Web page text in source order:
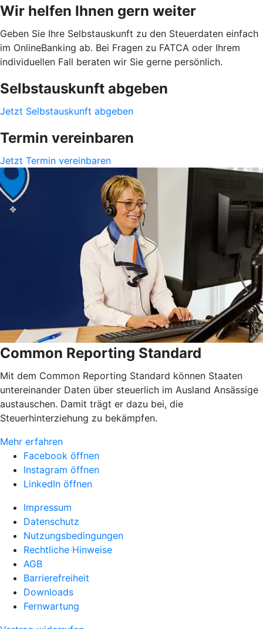
Wir helfen Ihnen gern weiter
Geben Sie Ihre Selbstauskunft zu den Steuerdaten einfach
im OnlineBanking ab. Bei Fragen zu FATCA oder Ihrem
individuellen Fall beraten wir Sie gerne persönlich.
Selbstauskunft abgeben
Jetzt Selbstauskunft abgeben
Termin vereinbaren
Jetzt Termin vereinbaren
Common Reporting Standard
Mit dem Common Reporting Standard können Staaten
untereinander Daten über steuerlich im Ausland Ansässige
austauschen. Damit trägt er dazu bei, die
Steuerhinterziehung zu bekämpfen.
Mehr erfahren
Facebook öffnen
Instagram öffnen
LinkedIn öffnen
Impressum
Datenschutz
Nutzungsbedingungen
Rechtliche Hinweise
AGB
Barrierefreiheit
Downloads
Fernwartung